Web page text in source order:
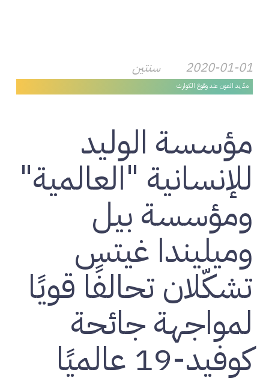
2020-01-01 سنتين
مدّ يد العون عند وقوع الكوارث
مؤسسة الوليد
للإنسانية "العالمية"
ومؤسسة بيل
وميليندا غيتس
تشكّلان تحالفًا قويًا
لمواجهة جائحة
كوفيد-19 عالميًا